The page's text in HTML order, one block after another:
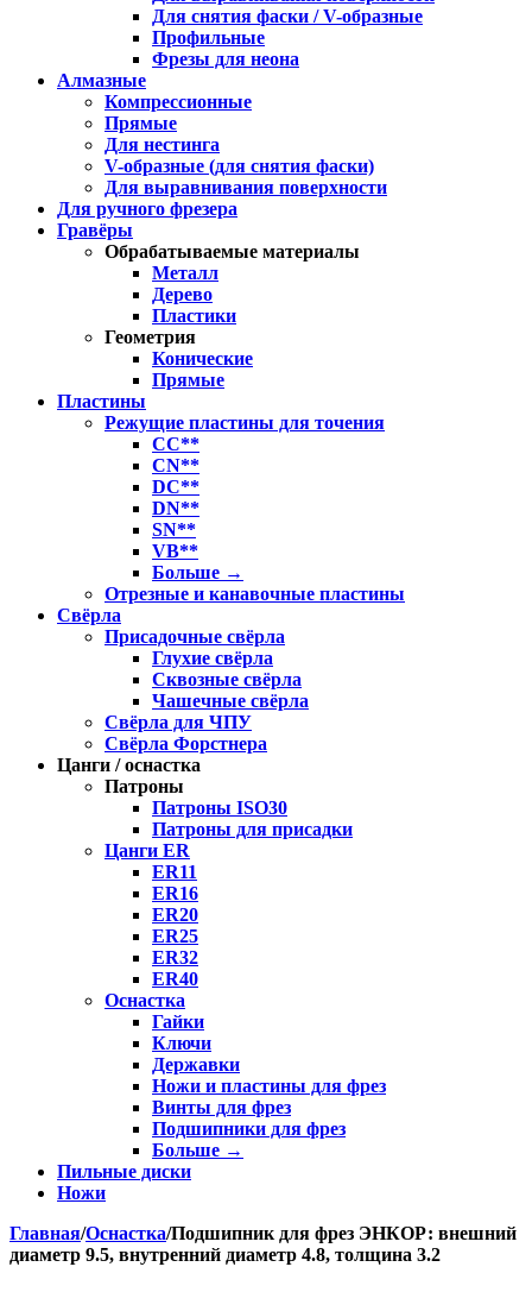
Для снятия фаски / V-образные
Профильные
Фрезы для неона
Алмазные
Компрессионные
Прямые
Для нестинга
V-образные (для снятия фаски)
Для выравнивания поверхности
Для ручного фрезера
Гравёры
Обрабатываемые материалы
Металл
Дерево
Пластики
Геометрия
Конические
Прямые
Пластины
Режущие пластины для точения
CC**
CN**
DC**
DN**
SN**
VB**
Больше →
Отрезные и канавочные пластины
Свёрла
Присадочные свёрла
Глухие свёрла
Сквозные свёрла
Чашечные свёрла
Свёрла для ЧПУ
Свёрла Форстнера
Цанги / оснастка
Патроны
Патроны ISO30
Патроны для присадки
Цанги ER
ER11
ER16
ER20
ER25
ER32
ER40
Оснастка
Гайки
Ключи
Державки
Ножи и пластины для фрез
Винты для фрез
Подшипники для фрез
Больше →
Пильные диски
Ножи
Главная/Оснастка/Подшипник для фрез ЭНКОР: внешний
диаметр 9.5, внутренний диаметр 4.8, толщина 3.2